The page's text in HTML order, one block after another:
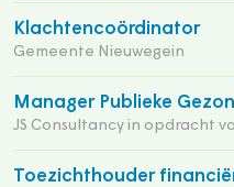
Klachtencoördinator
Gemeente Nieuwegein
Manager Publieke
JS Consultancy in opdracht
Toezichthouder